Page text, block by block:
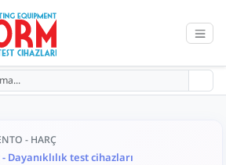
- HARÇ
Dayanıklılık test cihazları